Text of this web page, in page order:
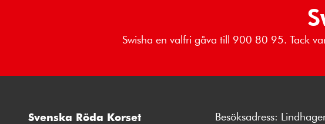
Swisha en valfri gåva till 900 80 95. Tack
Svenska Röda Korset
Besöksadress: